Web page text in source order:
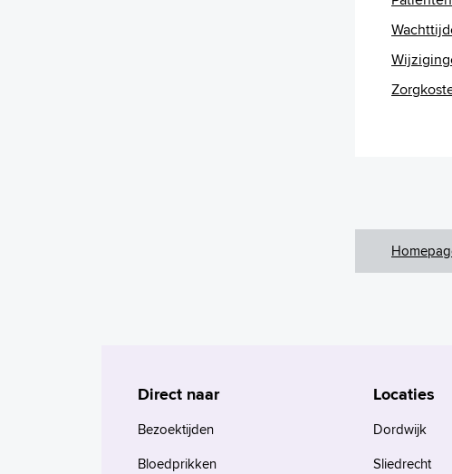
Direct naar
Bezoektijden
Bloedprikken
Locaties
Dordwijk
Sliedrecht